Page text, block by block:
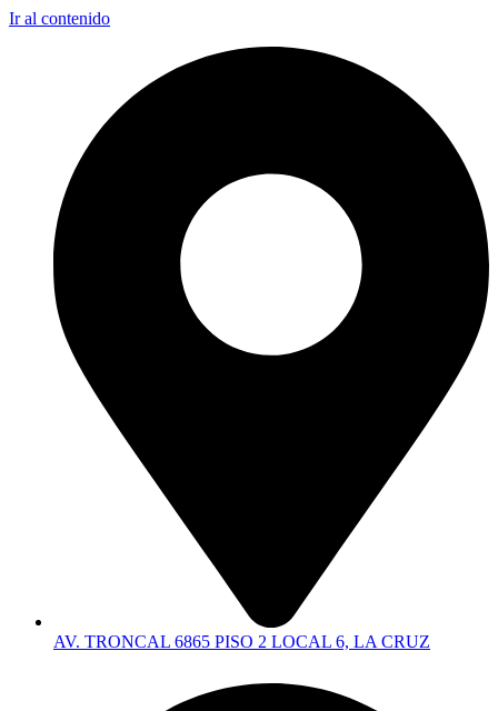
Ir al contenido
AV. TRONCAL 6865 PISO 2 LOCAL 6, LA CRUZ